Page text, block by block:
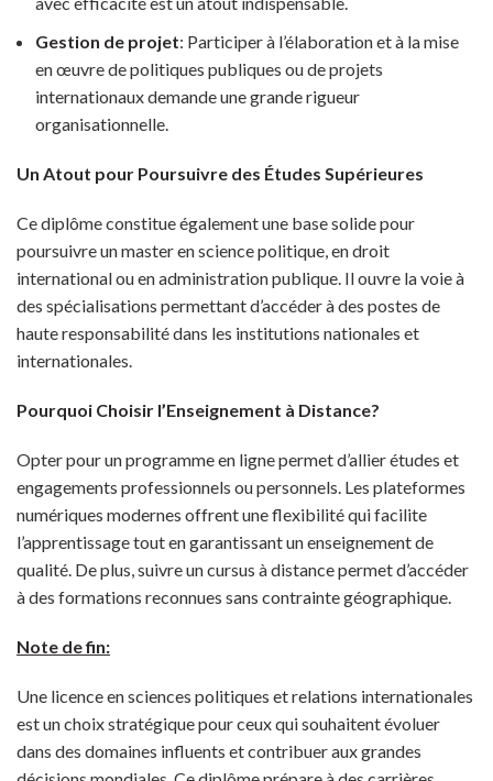
Gestion de projet: Participer à l’élaboration et à la mise
en œuvre de politiques publiques ou de projets
internationaux demande une grande rigueur
organisationnelle.
Un Atout pour Poursuivre des Études Supérieures
Ce diplôme constitue également une base solide pour
poursuivre un master en science politique, en droit
international ou en administration publique. Il ouvre la voie à
des spécialisations permettant d’accéder à des postes de
haute responsabilité dans les institutions nationales et
internationales.
Pourquoi Choisir l’Enseignement à Distance?
Opter pour un programme en ligne permet d’allier études et
engagements professionnels ou personnels. Les plateformes
numériques modernes offrent une flexibilité qui facilite
l’apprentissage tout en garantissant un enseignement de
qualité. De plus, suivre un cursus à distance permet d’accéder
à des formations reconnues sans contrainte géographique.
Note de fin:
Une licence en sciences politiques et relations internationales
est un choix stratégique pour ceux qui souhaitent évoluer
dans des domaines influents et contribuer aux grandes